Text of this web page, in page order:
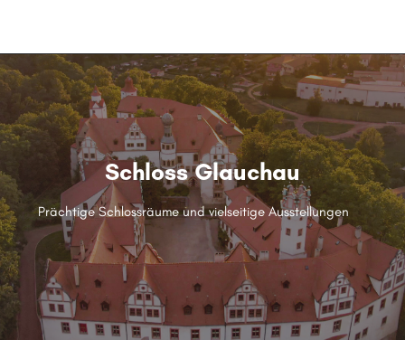
Schloss Glauchau
Prächtige Schlossräume und vielseitige Ausstellungen